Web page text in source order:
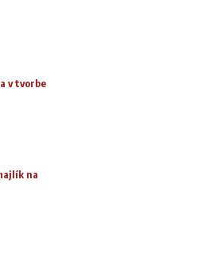
v tvorbe
na